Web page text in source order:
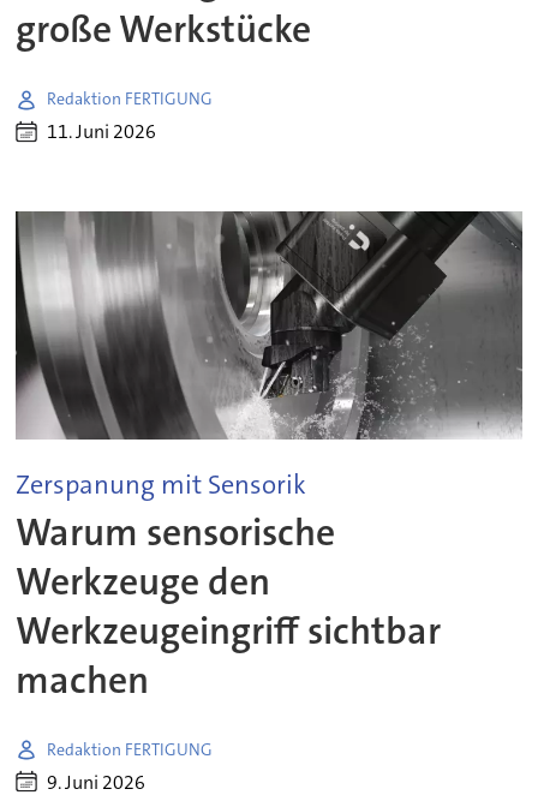
große Werkstücke
Redaktion FERTIGUNG
11. Juni 2026
Zerspanung mit Sensorik
Warum sensorische
Werkzeuge den
Werkzeugeingriff sichtbar
machen
Redaktion FERTIGUNG
9. Juni 2026